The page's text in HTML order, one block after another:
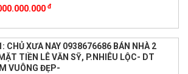
đ
CHỦ XƯA NAY 0938676686 BÁN NHÀ 2
TIỀN LÊ VĂN SỸ, P.NHIÊU LỘC- DT
VUÔNG ĐẸP-